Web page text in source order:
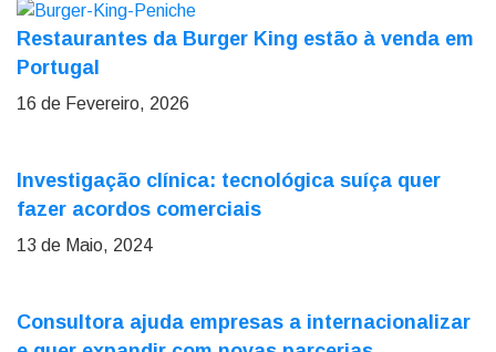
Restaurantes da Burger King estão à venda em
Portugal
16 de Fevereiro, 2026
Investigação clínica: tecnológica suíça quer
fazer acordos comerciais
13 de Maio, 2024
Consultora ajuda empresas a internacionalizar